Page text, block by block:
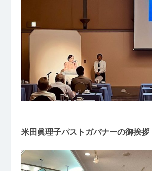
米田眞理子パストガバナーの御挨拶